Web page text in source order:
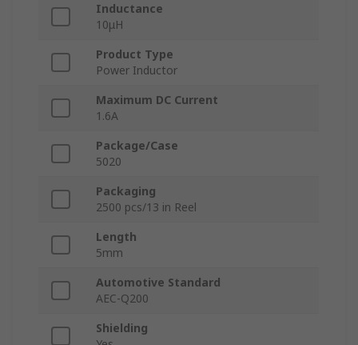
Inductance
10μH
Product Type
Power Inductor
Maximum DC Current
1.6A
Package/Case
5020
Packaging
2500 pcs/13 in Reel
Length
5mm
Automotive Standard
AEC-Q200
Shielding